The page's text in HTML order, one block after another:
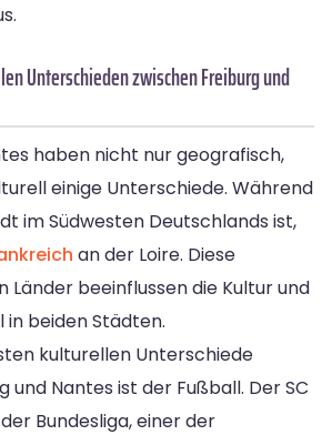
Unterschieden zwischen Freiburg und
haben nicht nur geografisch,
einige Unterschiede. Während
im Südwesten Deutschlands ist,
an der Loire. Diese
Länder beeinflussen die Kultur und
in beiden Städten.
kulturellen Unterschiede
und Nantes ist der Fußball. Der SC
Bundesliga, einer der